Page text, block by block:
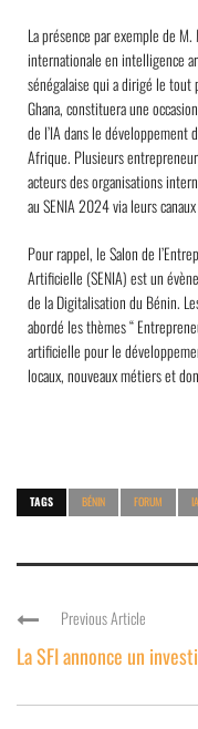
La présence par exemple de
internationale en intelligence
sénégalaise qui a dirigé le tout
Ghana, constituera une
de l’IA dans le développement
Afrique. Plusieurs
acteurs des organisations
au SENIA 2024 via leurs
Pour rappel, le Salon de
Artificielle (SENIA) est un
de la Digitalisation du Bénin.
abordé les thèmes “
artificielle pour le
locaux, nouveaux métiers et
TAGS BÉNIN FORUM IA
Previous Article
La SFI annonce un